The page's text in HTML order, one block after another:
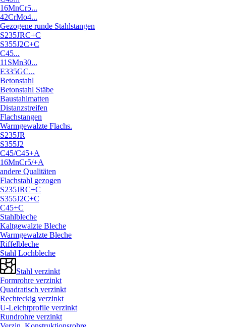
16MnCr5...
42CrMo4...
Gezogene runde Stahlstangen
S235JRC+C
S355J2C+C
C45...
11SMn30...
E335GC...
Betonstahl
Betonstahl Stäbe
Baustahlmatten
Distanzstreifen
Flachstangen
Warmgewalzte Flachs.
S235JR
S355J2
C45/C45+A
16MnCr5/+A
andere Qualitäten
Flachstahl gezogen
S235JRC+C
S355J2C+C
C45+C
Stahlbleche
Kaltgewalzte Bleche
Warmgewalzte Bleche
Riffelbleche
Stahl Lochbleche
Stahl verzinkt
Formrohre verzinkt
Quadratisch verzinkt
Rechteckig verzinkt
U-Leichtprofile verzinkt
Rundrohre verzinkt